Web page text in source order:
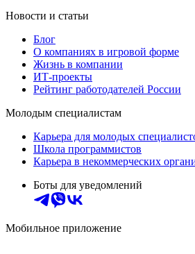
Новости и статьи
Блог
О компаниях в игровой форме
Жизнь в компании
ИТ-проекты
Рейтинг работодателей России
Молодым специалистам
Карьера для молодых
Школа программистов
Карьера в некоммерческих
Боты для уведомлений
Мобильное приложение